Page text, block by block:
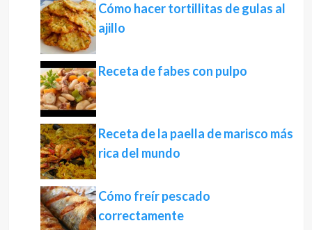
Cómo hacer tortillitas de gulas al
ajillo
Receta de fabes con pulpo
Receta de la paella de marisco más
rica del mundo
Cómo freír pescado
correctamente